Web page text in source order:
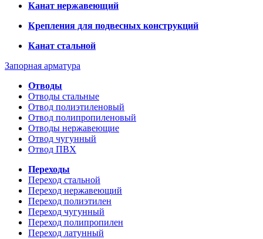
Канат нержавеющий
Крепления для подвесных конструкций
Канат стальной
Запорная арматура
Отводы
Отводы стальные
Отвод полиэтиленовый
Отвод полипропиленовый
Отводы нержавеющие
Отвод чугунный
Отвод ПВХ
Переходы
Переход стальной
Переход нержавеющий
Переход полиэтилен
Переход чугунный
Переход полипропилен
Переход латунный